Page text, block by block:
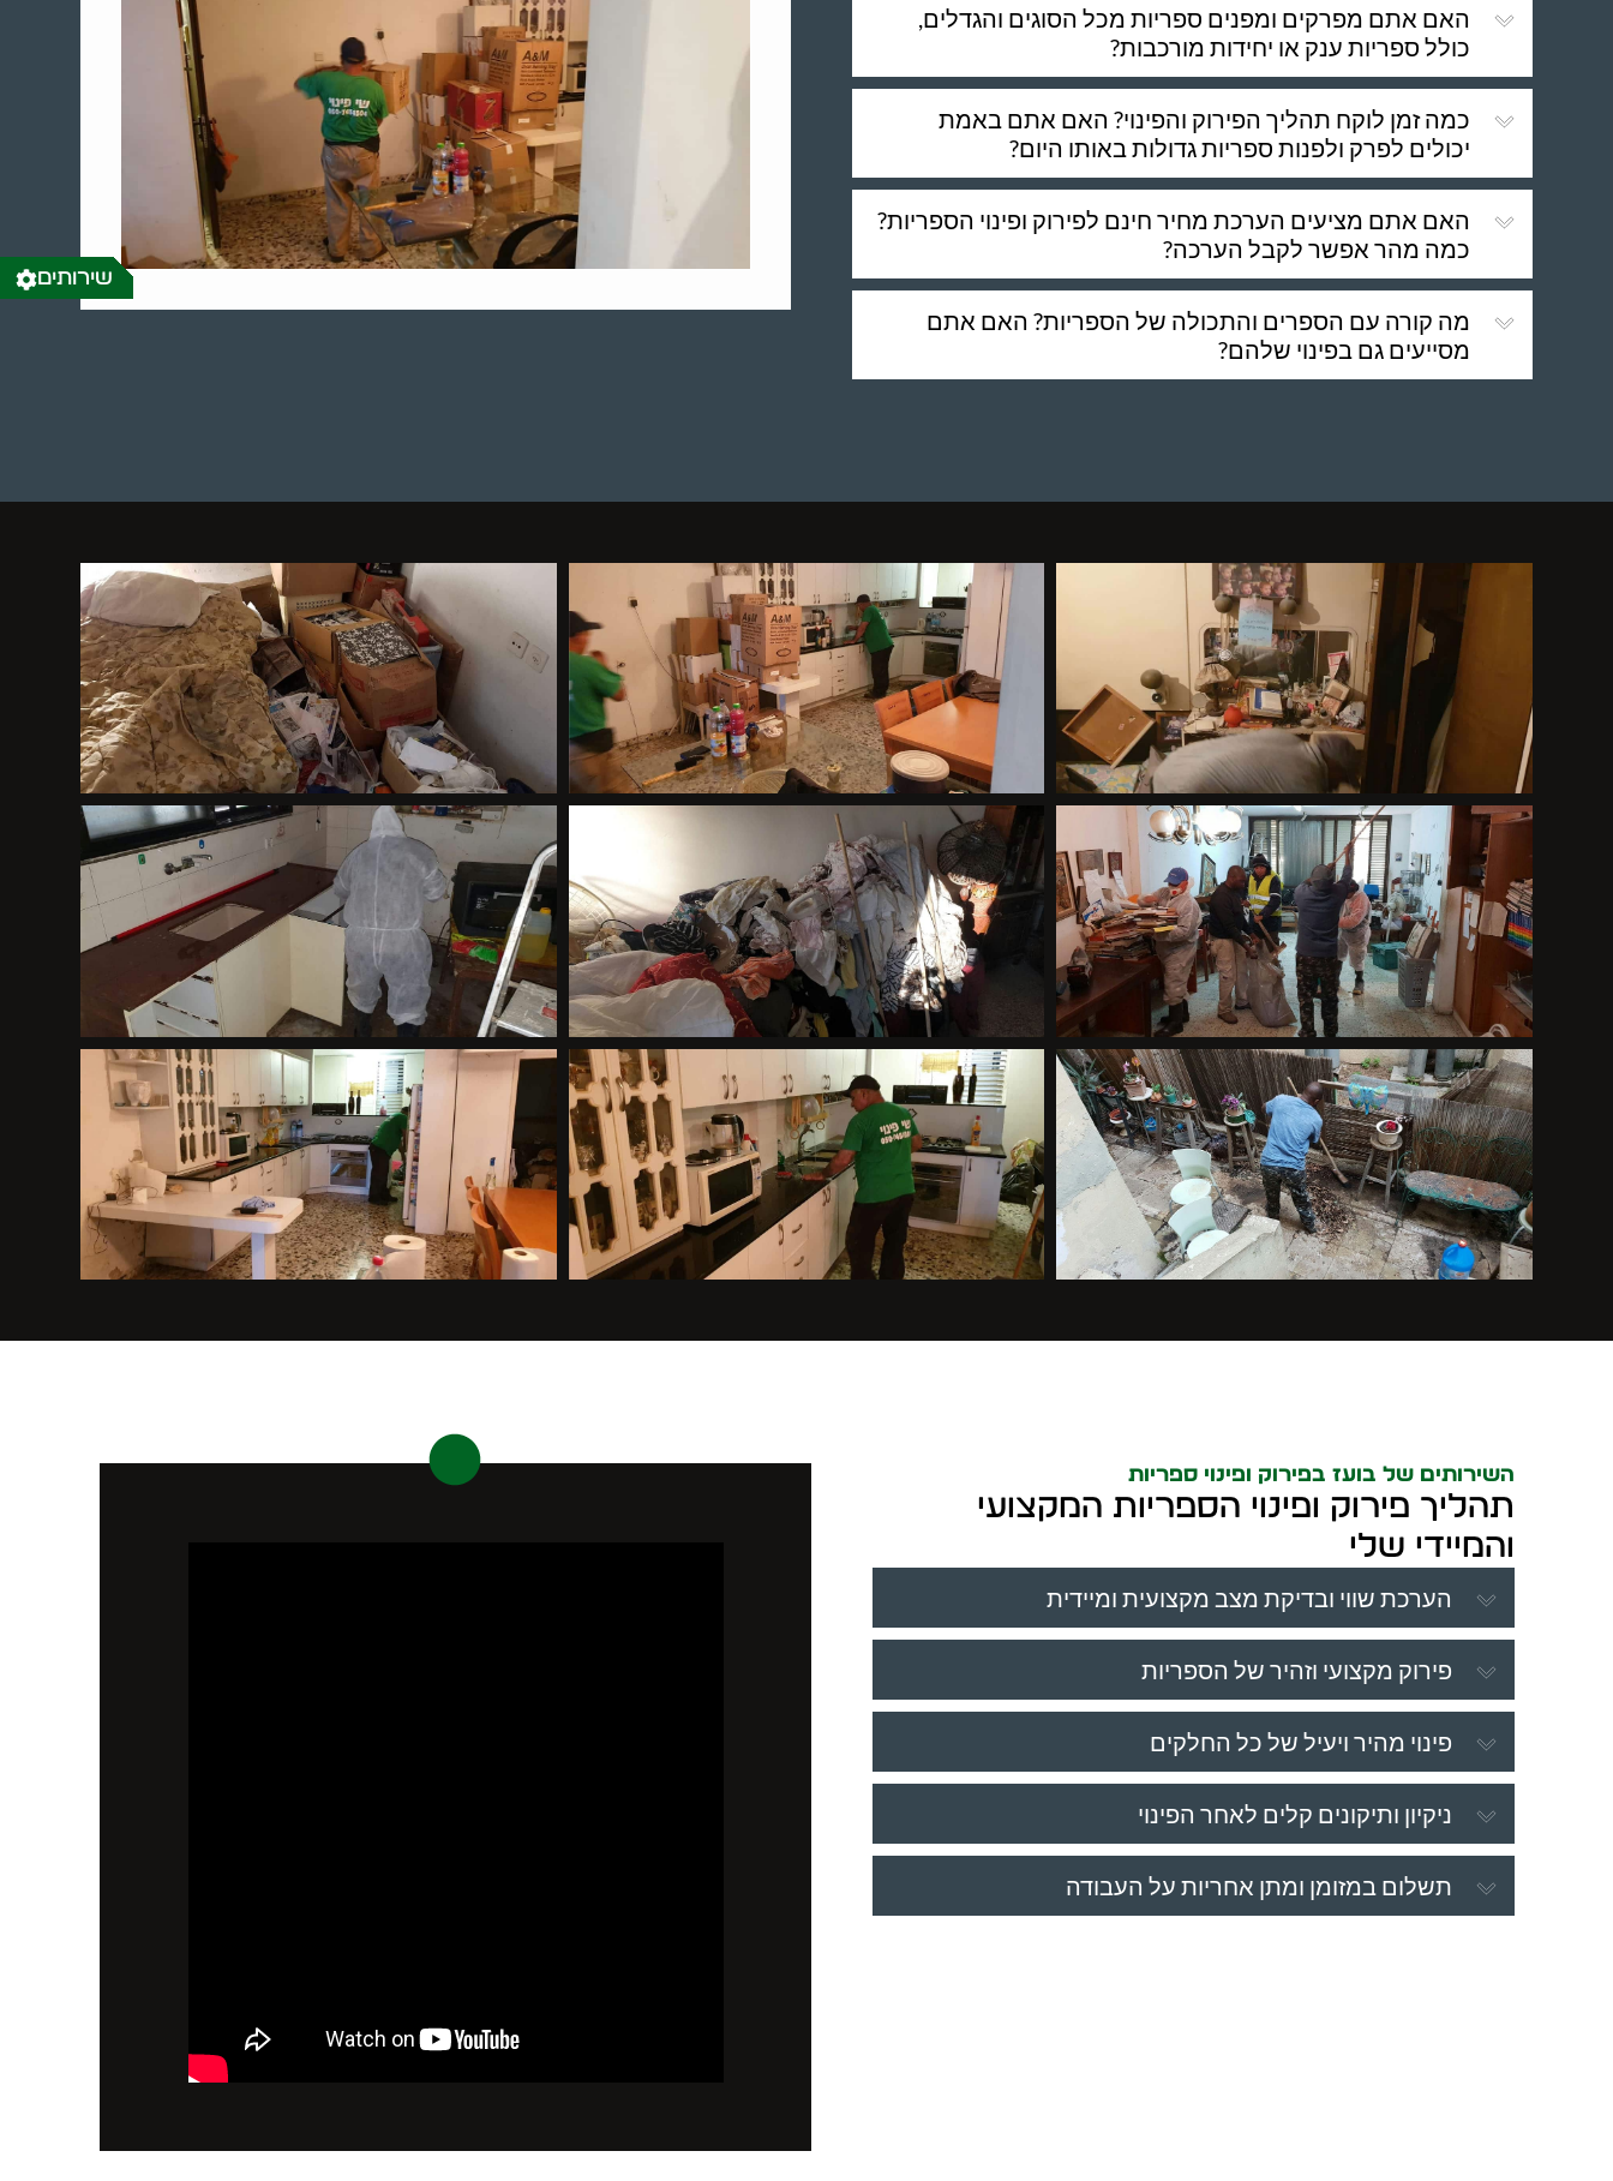
האם אתם מפרקים ומפנים ספריות מכל הסוגים והגדלים,
כולל ספריות ענק או יחידות מורכבות?
כמה זמן לוקח תהליך הפירוק והפינוי? האם אתם באמת
יכולים לפרק ולפנות ספריות גדולות באותו היום?
האם אתם מציעים הערכת מחיר חינם לפירוק ופינוי הספריות?
כמה מהר אפשר לקבל הערכה?
מה קורה עם הספרים והתכולה של הספריות? האם אתם
מסייעים גם בפינוי שלהם?
השירותים של בועז בפירוק ופינוי ספריות
תהליך פירוק ופינוי הספריות המקצועי
והמיידי שלי
הערכת שווי ובדיקת מצב מקצועית ומיידית
פירוק מקצועי וזהיר של הספריות
פינוי מהיר ויעיל של כל החלקים
ניקיון ותיקונים קלים לאחר הפינוי
תשלום במזומן ומתן אחריות על העבודה
שירותים